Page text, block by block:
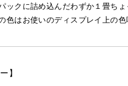
ックに詰め込んだわずか１畳ち
色はお使いのディスプレイ上の色
】